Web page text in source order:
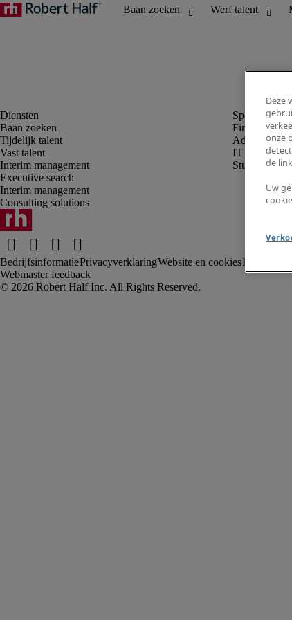
Baan zoeken
Tijdelijk talent
Vast talent
Interim management
Executive search
Interim management
Consulting solutions
Finance en
IT
Student
BedrijfsinformatiePrivacyverklaringWebsite en cookiesFraude
Webmaster feedback
Deze
onze
de link
Uw